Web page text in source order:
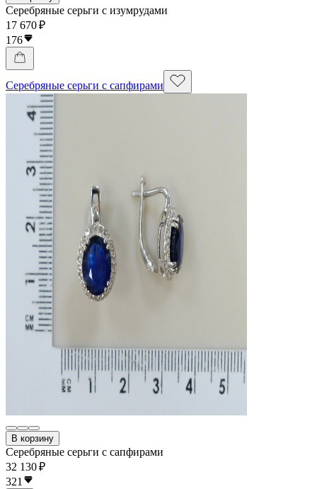
Серебряные серьги с изумрудами
17 670 ₽
176
Серебряные серьги с сапфирами
В корзину
Серебряные серьги с сапфирами
32 130 ₽
321